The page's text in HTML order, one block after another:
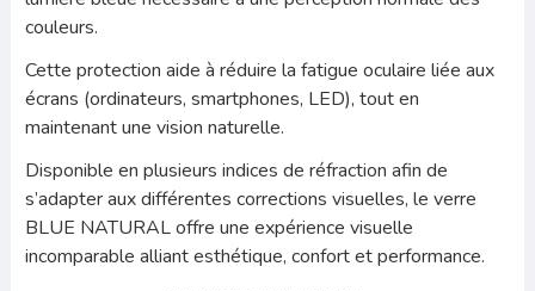
couleurs.
Cette protection aide à réduire la fatigue oculaire liée aux
écrans (ordinateurs, smartphones, LED), tout en
maintenant une vision naturelle.
Disponible en plusieurs indices de réfraction afin de
s’adapter aux différentes corrections visuelles, le verre
BLUE NATURAL offre une expérience visuelle
incomparable alliant esthétique, confort et performance.